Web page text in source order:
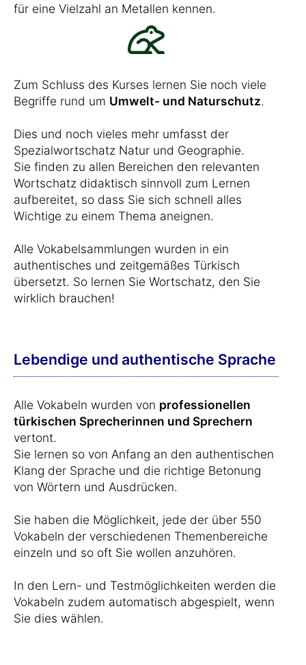
für eine Vielzahl an Metallen kennen.
Zum Schluss des Kurses lernen Sie noch viele
Begriffe rund um Umwelt- und Naturschutz.
Dies und noch vieles mehr umfasst der
Spezialwortschatz Natur und Geographie.
Sie finden zu allen Bereichen den relevanten
Wortschatz didaktisch sinnvoll zum Lernen
aufbereitet, so dass Sie sich schnell alles
Wichtige zu einem Thema aneignen.
Alle Vokabelsammlungen wurden in ein
authentisches und zeitgemäßes Türkisch
übersetzt. So lernen Sie Wortschatz, den Sie
wirklich brauchen!
Lebendige und authentische Sprache
Alle Vokabeln wurden von professionellen
türkischen Sprecherinnen und Sprechern
vertont.
Sie lernen so von Anfang an den authentischen
Klang der Sprache und die richtige Betonung
von Wörtern und Ausdrücken.
Sie haben die Möglichkeit, jede der über 550
Vokabeln der verschiedenen Themenbereiche
einzeln und so oft Sie wollen anzuhören.
In den Lern- und Testmöglichkeiten werden die
Vokabeln zudem automatisch abgespielt, wenn
Sie dies wählen.